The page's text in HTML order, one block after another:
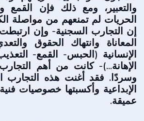
والتعبير، ومع ذلك فإن
الحريات لم تمنعهم من مواصلة
إن التجارب السجنية- وإن
المعاناة وانتهاك الحقوق
الإنسانية (الحبس- القمع-
الإهانة...)- كانت من أهم
وسردًا. فقد أغنت هذه التجارب
الإبداعية وأكسبتها خصوصيات
عميقة.